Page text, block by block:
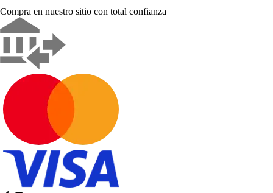
Compra en nuestro sitio con total confianza